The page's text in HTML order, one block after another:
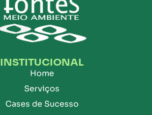
INSTITUCIONAL
Home
Serviços
Cases de Sucesso